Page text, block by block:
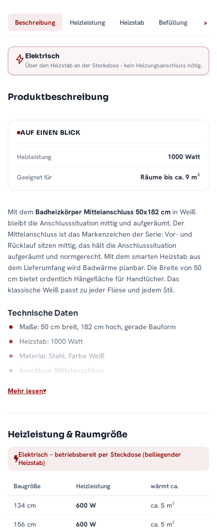
Beschreibung Heizleistung Heizstab Befüllung
Elektrisch
Über den Heizstab an der Steckdose – kein Heizungsanschluss nötig.
Produktbeschreibung
Mit dem Badheizkörper Mittelanschluss 50x182 cm in Weiß
bleibt die Anschlusssituation mittig und aufgeräumt. Der
Mittelanschluss ist das Markenzeichen der Serie: Vor- und
Rücklauf sitzen mittig, das hält die Anschlusssituation
aufgeräumt und normgerecht. Mit dem smarten Heizstab aus
dem Lieferumfang wird Badwärme planbar. Die Breite von 50
cm bietet ordentlich Hängefläche für Handtücher. Das
klassische Weiß passt zu jeder Fliese und jedem Stil.
Technische Daten
Maße: 50 cm breit, 182 cm hoch, gerade Bauform
Heizstab: 1000 Watt
Material: Stahl, Farbe Weiß
Anschluss: Mittelanschluss
Anlage: Dieser Heizkörper braucht nur Strom. Einmal montiert,
Ausstattungen finden Sie in der KategorieBadheizkörper mit
Mittelanschluss
AUF EINEN BLICK
Heizleistung 1000 Watt
Geeignet für Räume bis ca. 9 m²
Mehr lesen
Heizleistung & Raumgröße
Elektrisch – betriebsbereit per Steckdose (beiliegender
Heizstab)
Baugröße Heizleistung wärmt ca.
134 cm 600 W ca. 5 m²
156 cm 600 W ca. 5 m²